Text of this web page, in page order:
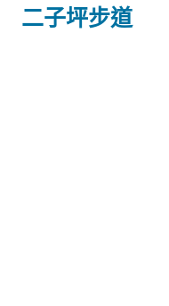
二子坪步道